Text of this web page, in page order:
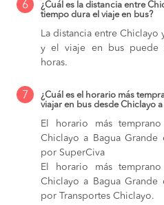
6
¿Cuál es la distancia entre
tiempo dura el viaje en bus?
La distancia entre
y el viaje en bus puede
horas.
7
¿Cuál es el horario más
viajar en bus desde Chiclayo
El horario más
Chiclayo a Bagua
por SuperCiva
El horario más
Chiclayo a Bagua
por Transportes Chiclayo.